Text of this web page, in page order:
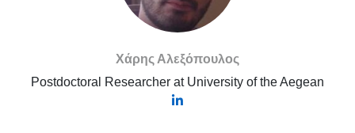
Χάρης Αλεξόπουλος
Postdoctoral Researcher at University of the Aegean